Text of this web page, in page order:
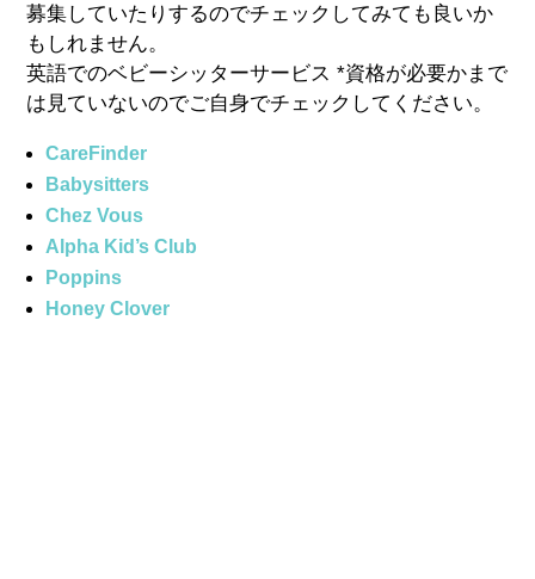
募集していたりするのでチェックしてみても良いか
もしれません。
英語でのベビーシッターサービス *資格が必要かまで
は見ていないのでご自身でチェックしてください。
CareFinder
Babysitters
Chez Vous
Alpha Kid’s Club
Poppins
Honey Clover